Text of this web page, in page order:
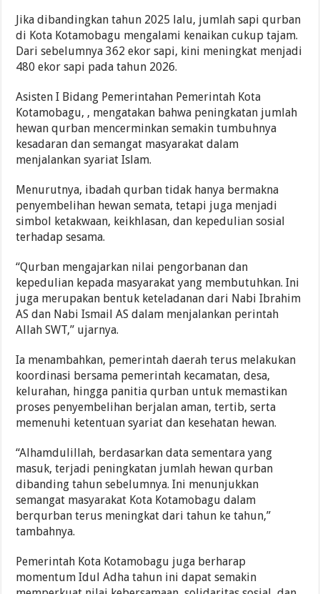
Jika dibandingkan tahun 2025 lalu, jumlah sapi qurban
di Kota Kotamobagu mengalami kenaikan cukup tajam.
Dari sebelumnya 362 ekor sapi, kini meningkat menjadi
480 ekor sapi pada tahun 2026.
Asisten I Bidang Pemerintahan Pemerintah Kota
Kotamobagu, , mengatakan bahwa peningkatan jumlah
hewan qurban mencerminkan semakin tumbuhnya
kesadaran dan semangat masyarakat dalam
menjalankan syariat Islam.
Menurutnya, ibadah qurban tidak hanya bermakna
penyembelihan hewan semata, tetapi juga menjadi
simbol ketakwaan, keikhlasan, dan kepedulian sosial
terhadap sesama.
“Qurban mengajarkan nilai pengorbanan dan
kepedulian kepada masyarakat yang membutuhkan. Ini
juga merupakan bentuk keteladanan dari Nabi Ibrahim
AS dan Nabi Ismail AS dalam menjalankan perintah
Allah SWT,” ujarnya.
Ia menambahkan, pemerintah daerah terus melakukan
koordinasi bersama pemerintah kecamatan, desa,
kelurahan, hingga panitia qurban untuk memastikan
proses penyembelihan berjalan aman, tertib, serta
memenuhi ketentuan syariat dan kesehatan hewan.
“Alhamdulillah, berdasarkan data sementara yang
masuk, terjadi peningkatan jumlah hewan qurban
dibanding tahun sebelumnya. Ini menunjukkan
semangat masyarakat Kota Kotamobagu dalam
berqurban terus meningkat dari tahun ke tahun,”
tambahnya.
Pemerintah Kota Kotamobagu juga berharap
momentum Idul Adha tahun ini dapat semakin